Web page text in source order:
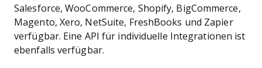
Salesforce, WooCommerce, Shopify, BigCommerce,
Magento, Xero, NetSuite, FreshBooks und Zapier
verfügbar. Eine API für individuelle Integrationen ist
ebenfalls verfügbar.